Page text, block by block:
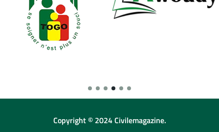
Copyright © 2024 Civilemagazine.